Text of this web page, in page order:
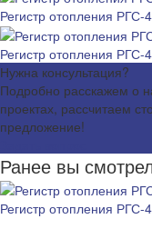
Регистр отопления
Регистр отопления
Нужна консультация?
Подробно расскажем о
проектах, рассчитаем
предложение!
Ранее вы
Регистр отопления